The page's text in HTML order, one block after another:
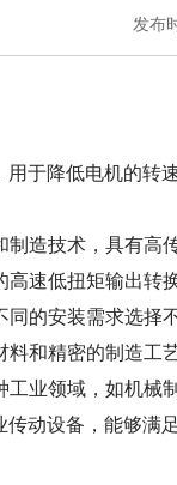
发布
于降低电机的转
造技术，具有高
速低扭矩输出转
的安装需求选择
和精密的制造工
业领域，如机械
动设备，能够满